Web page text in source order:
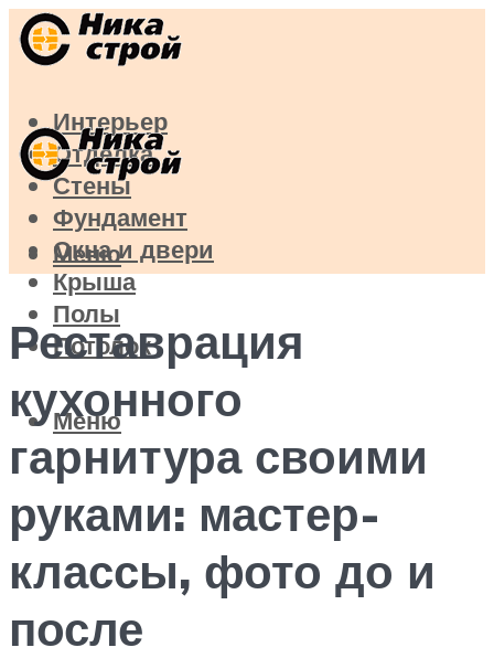
Интерьер
Отделка
Стены
Фундамент
Окна и двери
Крыша
Полы
Потолок
Меню
Меню
Реставрация
кухонного
гарнитура своими
руками: мастер-
классы, фото до и
после